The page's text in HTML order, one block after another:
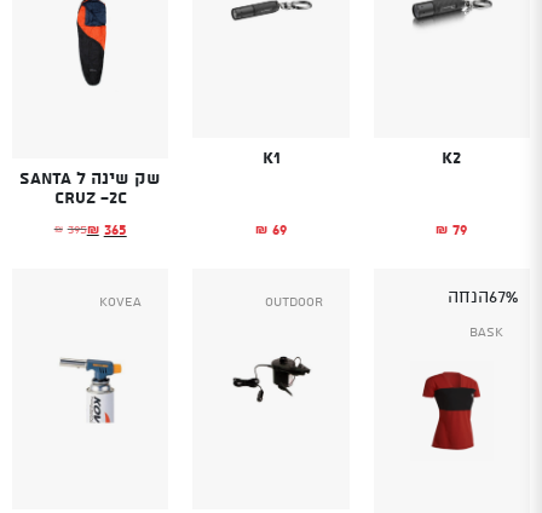
K2
₪ 79
K1
₪ 69
שק שינה ל Santa
Cruz -2C
₪ 395
המחיר המקורי₪ 365 המחיר הנוכחי
67%הנחה
Bask
Outdoor
Kovea